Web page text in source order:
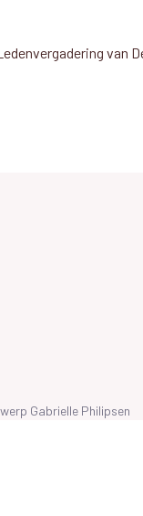
van
Gabrielle Philipsen